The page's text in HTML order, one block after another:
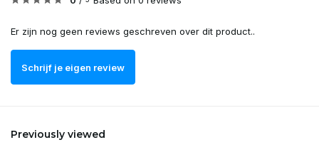
Er zijn nog geen reviews geschreven over dit product..
Schrijf je eigen review
Previously viewed